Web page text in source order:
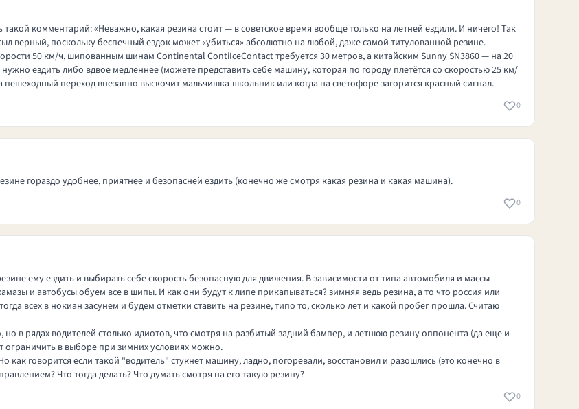
комментарий: «Неважно, какая резина стоит — в советское время вообще только на летней ездили. И ничего! Так
верный, поскольку беспечный ездок может «убиться» абсолютно на любой, даже самой титулованной резине.
50 км/ч, шипованным шинам Continental ContiIceContact требуется 30 метров, а китайским Sunny SN3860 — на 20
ездить либо вдвое медленнее (можете представить себе машину, которая по городу плетётся со скоростью 25 км/
переход внезапно выскочит мальчишка-школьник или когда на светофоре загорится красный сигнал.
0
гораздо удобнее, приятнее и безопасней ездить (конечно же смотря какая резина и какая машина).
0
ему ездить и выбирать себе скорость безопасную для движения. В зависимости от типа автомобиля и массы
и автобусы обуем все в шипы. И как они будут к липе прикапываться? зимняя ведь резина, а то что россия или
всех в нокиан засунем и будем отметки ставить на резине, типо то, сколько лет и какой пробег прошла. Считаю
в рядах водителей столько идиотов, что смотря на разбитый задний бампер, и летнюю резину оппонента (да еще и
ограничить в выборе при зимних условиях можно.
как говорится если такой "водитель" стукнет машину, ладно, погоревали, восстановил и разошлись (это конечно в
Что тогда делать? Что думать смотря на его такую резину?
0